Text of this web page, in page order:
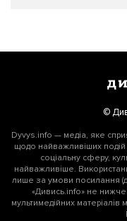
©
Dyvys.info — медіа, яке
щодо найважливіших подій
соціальну сферу,
найважливіше.
лише за умови посилання
«Дивись.info» не
мультимедійних